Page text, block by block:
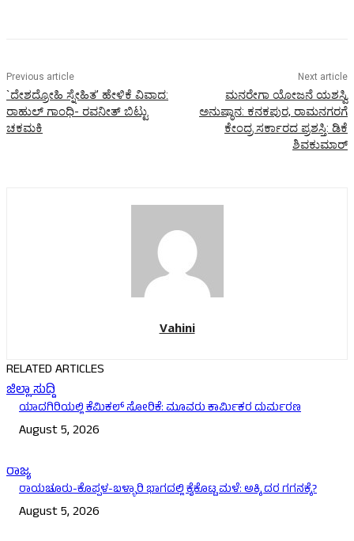
Previous article
`ದೇಶದ್ರೋಹಿ ಸ್ನೇಹಿತ’ ಹೇಳಿಕೆ ವಿವಾದ:
ರಾಹುಲ್ ಗಾಂಧಿ- ರವನೀತ್ ಬಿಟ್ಟು
ಚಕಮಕಿ
Next article
ಮನರೇಗಾ ಯೋಜನೆ ಯಶಸ್ವಿ
ಅನುಷ್ಠಾನ: ಕನಕಪುರ, ರಾಮನಗರಗೆ
ಕೇಂದ್ರ ಸರ್ಕಾರದ ಪ್ರಶಸ್ತಿ: ಡಿಕೆ
ಶಿವಕುಮಾರ್
Vahini
RELATED ARTICLES
ಜಿಲ್ಲಾ ಸುದ್ದಿ
ಯಾದಗಿರಿಯಲ್ಲಿ ಕೆಮಿಕಲ್ ಸೋರಿಕೆ: ಮೂವರು ಕಾರ್ಮಿಕರ ದುರ್ಮರಣ
August 5, 2026
ರಾಜ್ಯ
ರಾಯಚೂರು-ಕೊಪ್ಪಳ-ಬಳ್ಳಾರಿ ಭಾಗದಲ್ಲಿ ಕೈಕೊಟ್ಟ ಮಳೆ: ಅಕ್ಕಿ ದರ ಗಗನಕ್ಕೆ?
August 5, 2026